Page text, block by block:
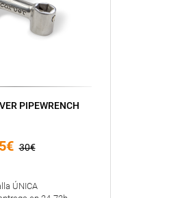
PIPEWRENCH
30€
ÚNICA